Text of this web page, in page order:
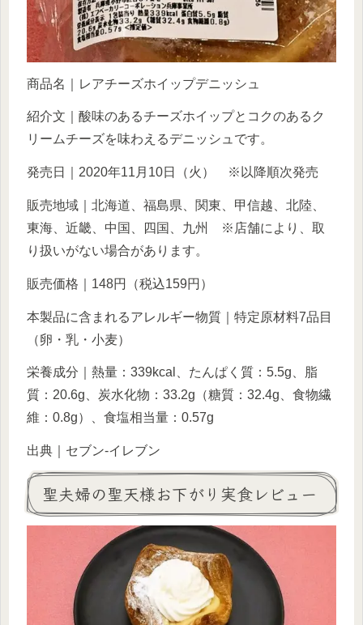
商品名｜レアチーズホイップデニッシュ
紹介文｜酸味のあるチーズホイップとコクのあるク
リームチーズを味わえるデニッシュです。
発売日｜2020年11月10日（火） ※以降順次発売
販売地域｜北海道、福島県、関東、甲信越、北陸、
東海、近畿、中国、四国、九州 ※店舗により、取
り扱いがない場合があります。
販売価格｜148円（税込159円）
本製品に含まれるアレルギー物質｜特定原材料7品目
（卵・乳・小麦）
栄養成分｜熱量：339kcal、たんぱく質：5.5g、脂
質：20.6g、炭水化物：33.2g（糖質：32.4g、食物繊
維：0.8g）、食塩相当量：0.57g
出典｜セブン-イレブン
聖夫婦の聖天様お下がり実食レビュー